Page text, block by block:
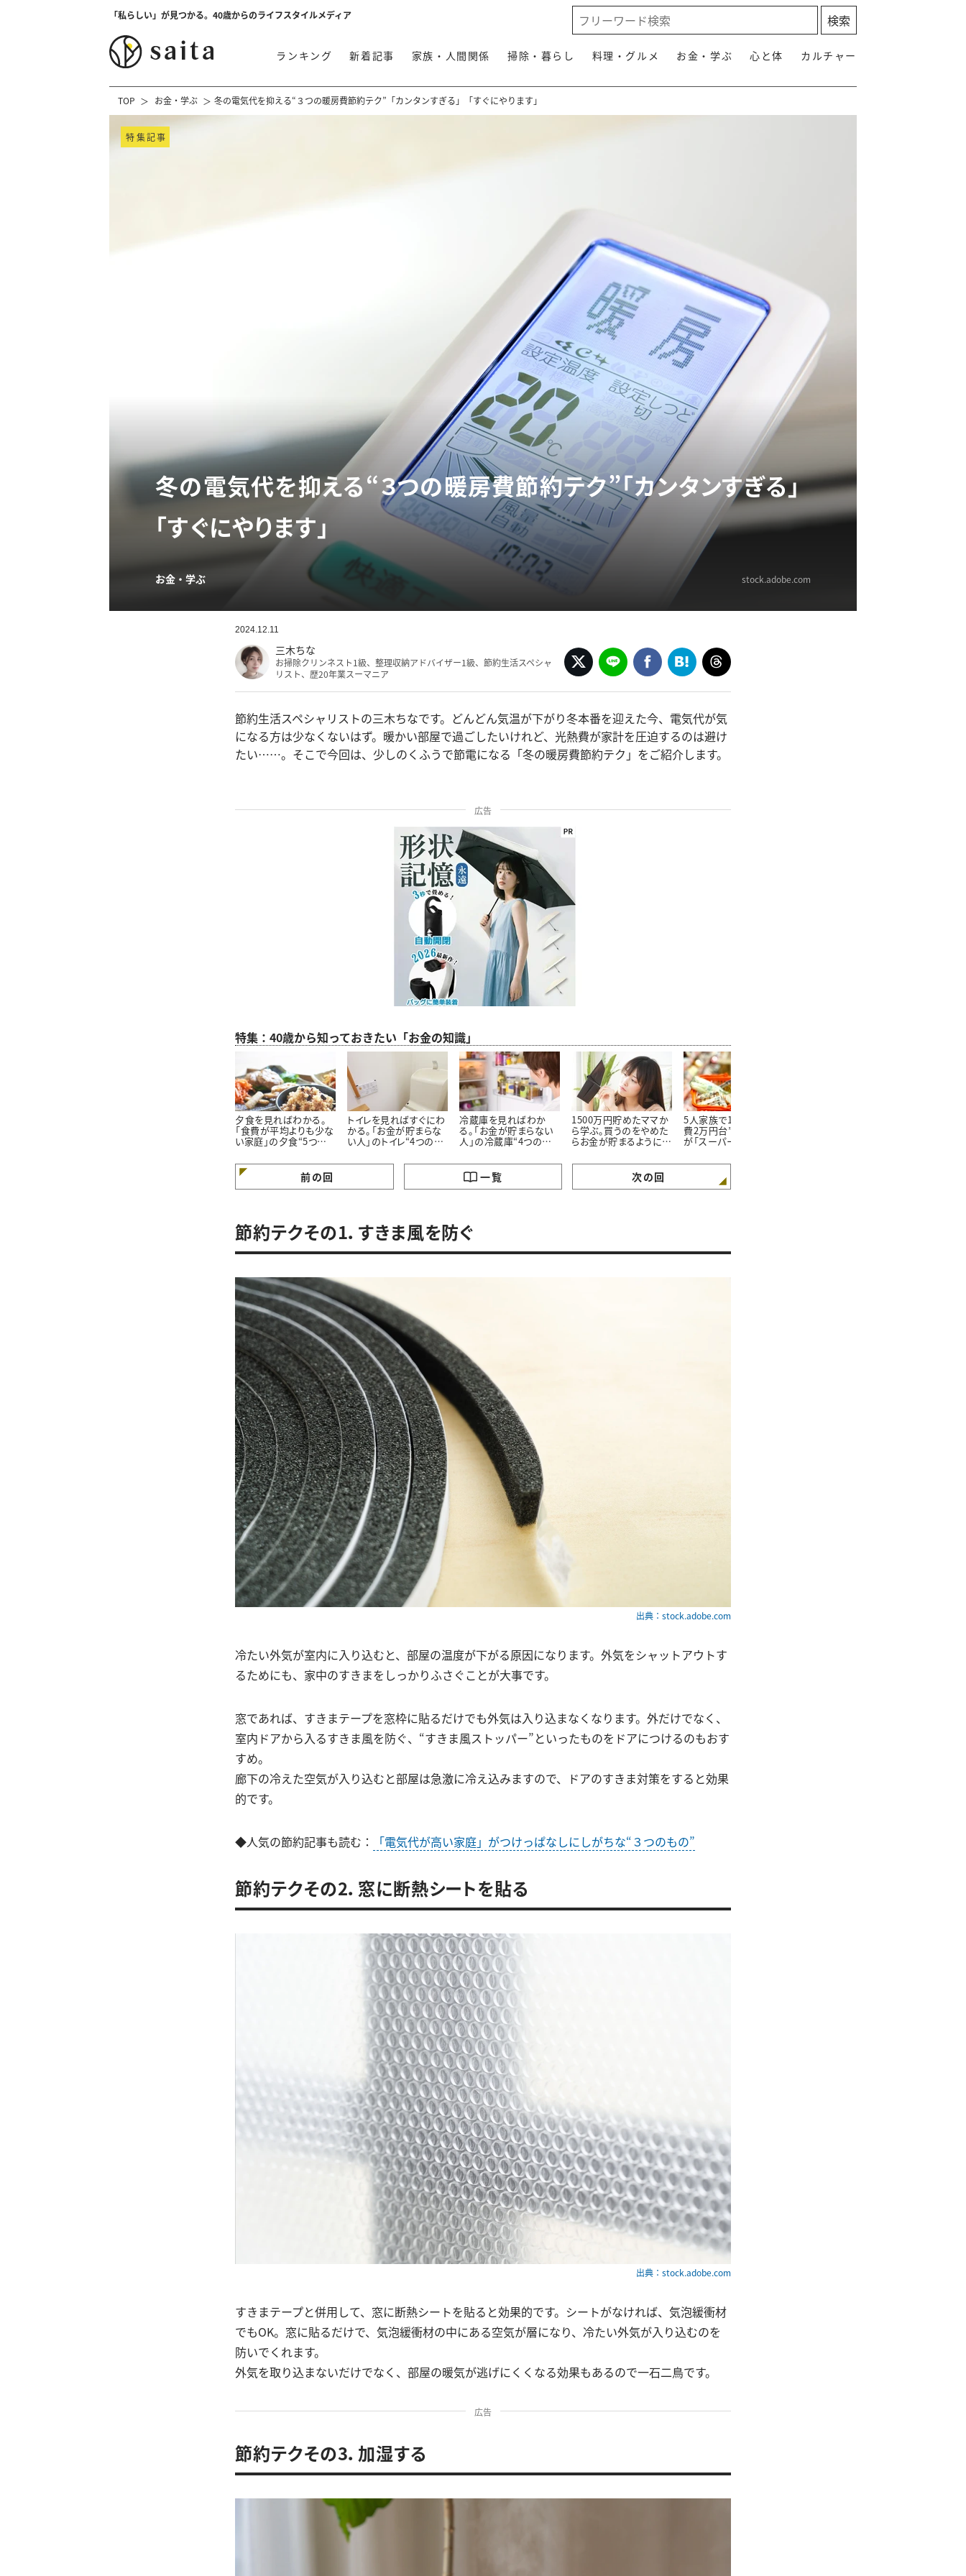
「私らしい」が見つかる。40歳からのライフスタイルメディア
ランキング 新着記事 家族・人間関係 掃除・暮らし 料理・グルメ お金・学ぶ 心と体 カルチャー
TOP お金・学ぶ 冬の電気代を抑える“３つの暖房費節約テク”「カンタンすぎる」「すぐにやります」
特集記事
冬の電気代を抑える“３つの暖房費節約テク”「カンタンすぎる」
「すぐにやります」
お金・学ぶ stock.adobe.com
2024.12.11
三木ちな
お掃除クリンネスト1級、整理収納アドバイザー1級、節約生活スペシャ
リスト、歴20年業スーマニア
節約生活スペシャリストの三木ちなです。どんどん気温が下がり冬本番を迎えた今、電気代が気
になる方は少なくないはず。暖かい部屋で過ごしたいけれど、光熱費が家計を圧迫するのは避け
たい……。そこで今回は、少しのくふうで節電になる「冬の暖房費節約テク」をご紹介します。
広告
特集：40歳から知っておきたい「お金の知識」
夕食を見ればわかる。
「食費が平均よりも少な
い家庭」の夕食“5つの
トイレを見ればすぐにわ
かる。「お金が貯まらな
い人」のトイレ“4つの特
冷蔵庫を見ればわか
る。「お金が貯まらない
人」の冷蔵庫“4つの特
1500万円貯めたママか
ら学ぶ。買うのをやめた
らお金が貯まるようにな
5人家族で1か月の“食
費2万円台”。そんな私
が「スーパーで買わない
前の回 一覧 次の回
節約テクその1．すきま風を防ぐ
出典：stock.adobe.com
冷たい外気が室内に入り込むと、部屋の温度が下がる原因になります。外気をシャットアウトす
るためにも、家中のすきまをしっかりふさぐことが大事です。
窓であれば、すきまテープを窓枠に貼るだけでも外気は入り込まなくなります。外だけでなく、
室内ドアから入るすきま風を防ぐ、“すきま風ストッパー”といったものをドアにつけるのもおす
すめ。
廊下の冷えた空気が入り込むと部屋は急激に冷え込みますので、ドアのすきま対策をすると効果
的です。
◆人気の節約記事も読む： 「電気代が高い家庭」がつけっぱなしにしがちな“３つのもの”
節約テクその2．窓に断熱シートを貼る
出典：stock.adobe.com
すきまテープと併用して、窓に断熱シートを貼ると効果的です。シートがなければ、気泡緩衝材
でもOK。窓に貼るだけで、気泡緩衝材の中にある空気が層になり、冷たい外気が入り込むのを
防いでくれます。
外気を取り込まないだけでなく、部屋の暖気が逃げにくくなる効果もあるので一石二鳥です。
広告
節約テクその3．加湿する